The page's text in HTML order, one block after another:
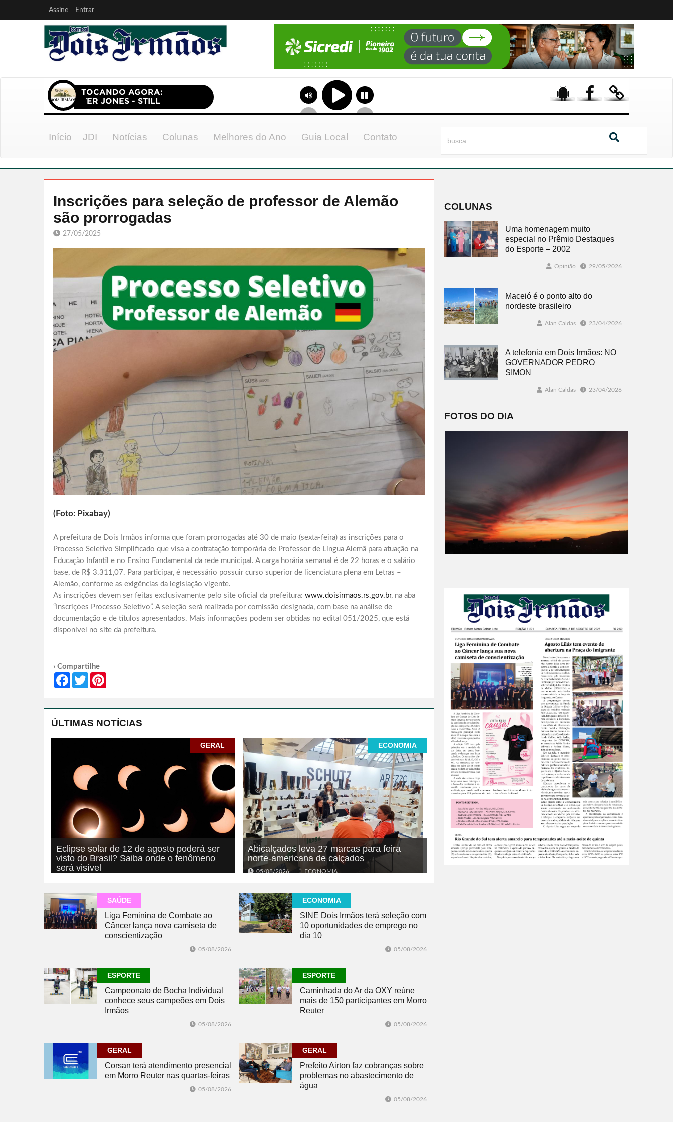
Assine Entrar
Início JDI Notícias Colunas Melhores do Ano Guia Local Contato
Inscrições para seleção de professor de Alemão
são prorrogadas
27/05/2025
(Foto: Pixabay)
A prefeitura de Dois Irmãos informa que foram prorrogadas até 30 de maio (sexta-feira) as inscrições para o
Processo Seletivo Simplificado que visa a contratação temporária de Professor de Língua Alemã para atuação na
Educação Infantil e no Ensino Fundamental da rede municipal. A carga horária semanal é de 22 horas e o salário
base, de R$ 3.311,07. Para participar, é necessário possuir curso superior de licenciatura plena em Letras –
Alemão, conforme as exigências da legislação vigente.
As inscrições devem ser feitas exclusivamente pelo site oficial da prefeitura: www.doisirmaos.rs.gov.br, na aba
“Inscrições Processo Seletivo”. A seleção será realizada por comissão designada, com base na análise de
documentação e de títulos apresentados. Mais informações podem ser obtidas no edital 051/2025, que está
disponível no site da prefeitura.
› Compartilhe
FacebookTwitter
ÚLTIMAS NOTÍCIAS
GERAL
Eclipse solar de 12 de agosto poderá ser
visto do Brasil? Saiba onde o fenômeno
será visível
ECONOMIA
Abicalçados leva 27 marcas para feira
norte-americana de calçados
05/08/2026 ECONOMIA
SAÚDE
Liga Feminina de Combate ao
Câncer lança nova camiseta de
conscientização
05/08/2026
ECONOMIA
SINE Dois Irmãos terá seleção com
10 oportunidades de emprego no
dia 10
05/08/2026
ESPORTE
Campeonato de Bocha Individual
conhece seus campeões em Dois
Irmãos
05/08/2026
ESPORTE
Caminhada do Ar da OXY reúne
mais de 150 participantes em Morro
Reuter
05/08/2026
GERAL
Corsan terá atendimento presencial
em Morro Reuter nas quartas-feiras
05/08/2026
GERAL
Prefeito Airton faz cobranças sobre
problemas no abastecimento de
água
05/08/2026
COLUNAS
Uma homenagem muito
especial no Prêmio Destaques
do Esporte – 2002
Opinião 29/05/2026
Maceió é o ponto alto do
nordeste brasileiro
Alan Caldas 23/04/2026
A telefonia em Dois Irmãos: NO
GOVERNADOR PEDRO
SIMON
Alan Caldas 23/04/2026
FOTOS DO DIA